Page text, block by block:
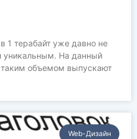
1 терабайт уже давно не
уникальным. На данный
объемом выпускают
Web-Дизайн